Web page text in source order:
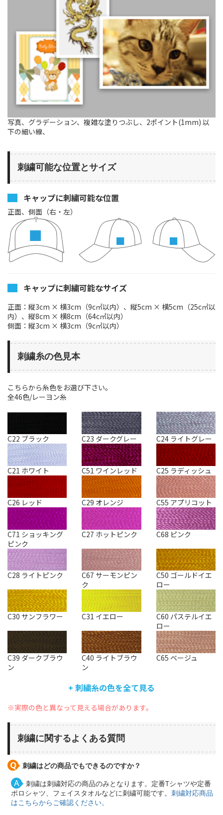
写真、グラデーション、複雑な塗りつぶし、2ポイント(1mm) 以
下の細い線、
刺繍可能な位置とサイズ
キャップに刺繍可能な位置
正面、側面（右・左）
キャップに刺繍可能なサイズ
正面：縦3cm × 横3cm（9c㎡以内）、縦5cm × 横5cm（25c㎡以
内）、縦8cm × 横8cm（64c㎡以内）
側面：縦3cm × 横3cm（9c㎡以内）
刺繍糸の色見本
こちらから糸色をお選び下さい。
全46色/レーヨン糸
C22 ブラック C23 ダークグレー C24 ライトグレー
C21 ホワイト C51 ワインレッド C25 ラディッシュ
C26 レッド C29 オレンジ C55 アプリコット
C71 ショッキング
ピンク
C27 ホットピンク C68 ピンク
C28 ライトピンク
C67 サーモンピン
ク
C50 ゴールドイエ
ロー
C30 サンフラワー C31 イエロー
C60 パステルイエ
ロー
C39 ダークブラウ
ン
C40 ライトブラウ
ン
C65 ベージュ
+ 刺繍糸の色を全て見る
※実際の色と異なって見える場合があります。
刺繍に関するよくある質問
刺繍はどの商品でもできるのですか？
刺繍は刺繍対応の商品のみとなります。定番Tシャツや定番
ポロシャツ、フェイスタオルなどに刺繍可能です。 刺繍対応商品
はこちらからご確認ください。